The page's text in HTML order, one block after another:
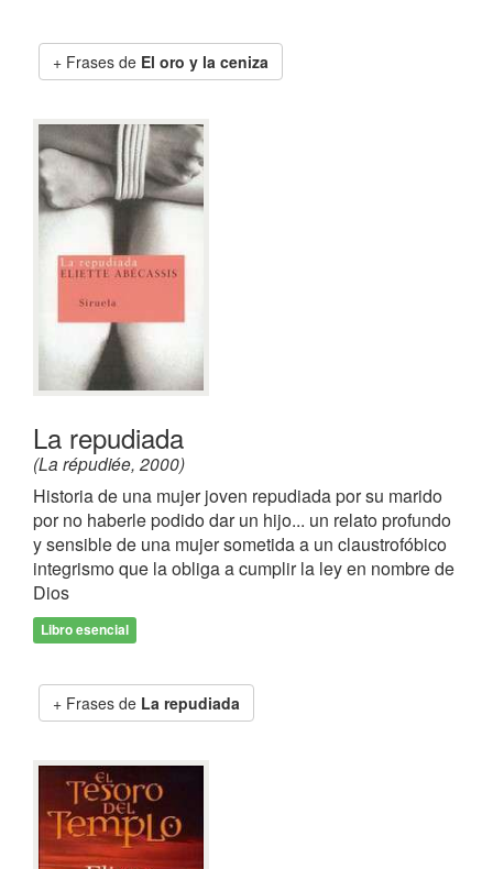
Frases de El oro y la ceniza
La repudiada
(La répudiée, 2000)
Historia de una mujer joven repudiada por su marido
por no haberle podido dar un hijo... un relato profundo
y sensible de una mujer sometida a un claustrofóbico
integrismo que la obliga a cumplir la ley en nombre de
Dios
Libro esencial
Frases de La repudiada